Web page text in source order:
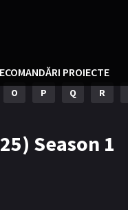
PROIECTE
O P Q R
Season 1